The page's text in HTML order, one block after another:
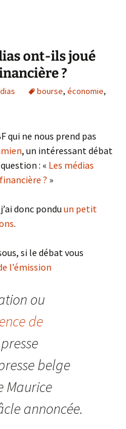
ont-ils joué
?
bourse, économie,
qui ne nous prend pas
, un intéressant débat
: « Les médias
? »
donc ponduun petit
.
si le débat vous
l’émission
ou
de
belge
Maurice
annoncée.